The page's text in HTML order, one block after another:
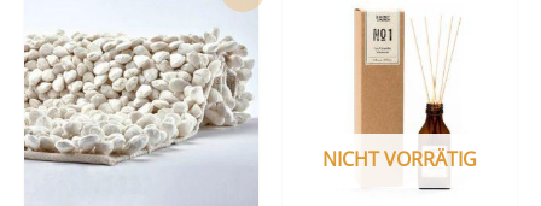
Produkt
weist
mehrere
Varianten
auf.
NICHT VORRÄTIG